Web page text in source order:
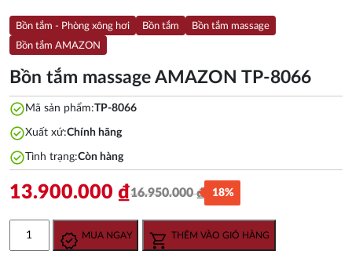
Bồn tắm - Phòng xông hơi Bồn tắm
Bồn tắm massage
Bồn tắm AMAZON
Bồn tắm massage AMAZON TP-8066
check_circle Mã sản phẩm:TP-8066
check_circleXuất xứ:Chính hãng
check_circleTình trạng:Còn hàng
16.950.000₫
Giá
gốc
là:
13.900.000 ₫
Giá
hiện
tại
18%
MUA NGAY THÊM VÀO GIỎ HÀNG